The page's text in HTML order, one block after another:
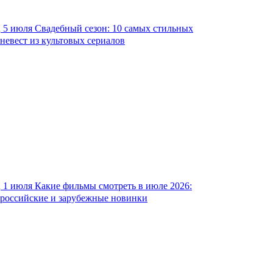
5 июля Свадебный сезон: 10 самых стильных
невест из культовых сериалов
1 июля Какие фильмы смотреть в июле 2026:
российские и зарубежные новинки